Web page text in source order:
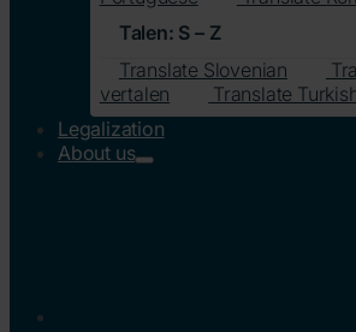
Talen: S – Z
Translate Slovenian
vertalen
Translate
Legalization
About us